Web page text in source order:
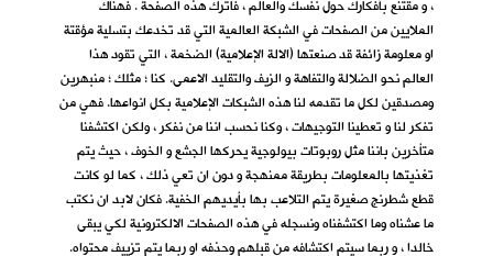
، و مقتنع بأفكارك حول نفسك والعالم ، فاترك هذه الصفحة . فهناك
الملايين من الصفحات في الشبكة العالمية التي قد تخدعك بتسلية مؤقتة
او معلومة زائفة قد صنعتها (الالة الإعلامية) الضخمة ، التي تقود هذا
العالم نحو الضلالة والتفاهة و الزيف والتقليد الاعمى. كنا ؛ مثلك ؛ منبهرين
ومصدقين لكل ما تقدمه لنا هذه الشبكات الإعلامية بكل انواعها. فهي من
تفكر لنا و تعطينا التوجيهات ، وكنا نحسب اننا من نفكر ، ولكن اكتشفنا
متأخرين باننا مثل روبوتات بيولوجية يحركها الجشع و الخوف ، حيث يتم
تغذيتها بالمعلومات بطريقة ممنهجة و دون ان تعي ذلك ، كما لو كانت
قطع شطرنج صغيرة يتم التلاعب بها بأيديهم الخفية. فكان لابد ان نكتب
ما عشناه وما اكتشفناه ونسجله في هذه الصفحات الالكترونية لكي يبقى
خالدا ، و ربما سيتم اكتشافه من قبلهم وحذفه او ربما يتم تزييف محتواه.